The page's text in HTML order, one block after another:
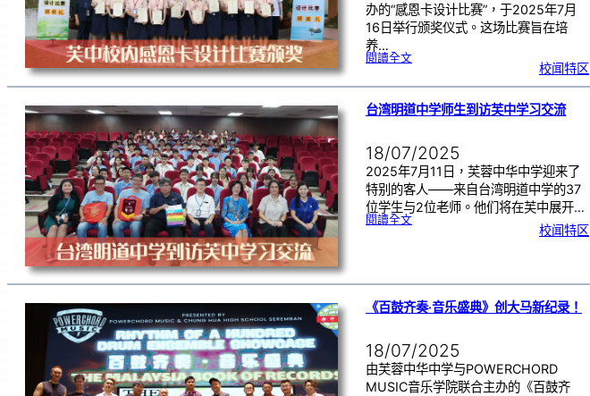
办的“感恩卡设计比赛”，于2025年7月
16日举行颁奖仪式。这场比赛旨在培
养…
閱讀全文:芙
卡
计
比
赛
颁
创
意
来
传
达
爱
校闻特区
台湾明道中学师生到访芙中学习交流
18/07/2025
2025年7月11日，芙蓉中华中学迎来了
特别的客人——来自台湾明道中学的37
位学生与2位老师。他们将在芙中展开…
閱讀全文:台
访
芙
学
习
交
校闻特区
《百鼓齐奏·音乐盛典》创大马新纪录！
18/07/2025
由芙蓉中华中学与POWERCHORD
MUSIC音乐学院联合主办的《百鼓齐